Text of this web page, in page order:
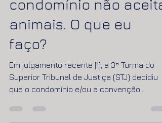
descobri que o
condomínio não aceita
animais. O que eu
faço?
Em julgamento recente [1], a 3ª Turma do
que o condomínio e/ou a convenção